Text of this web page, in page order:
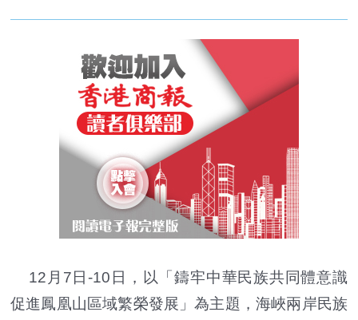
12月7日-10日，以「鑄牢中華民族共同體意識
促進鳳凰山區域繁榮發展」為主題，海峽兩岸民族